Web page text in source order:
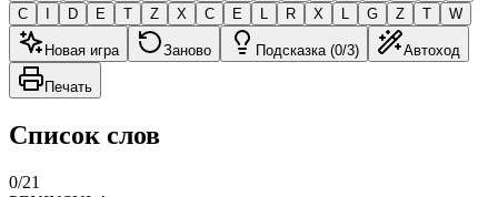
C
I D E T Z X C E L R X L G Z T W
Новая игра Заново Подсказка (0/3) Автоход
Печать
Список слов
0/21